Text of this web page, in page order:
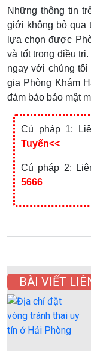
Những thông tin
giới không bỏ qua
lựa chọn được
và tốt trong điều
ngay với chúng
gia Phòng Khám
đảm bảo bảo mật
Cú pháp 1:
Tuyến<<
Cú pháp 2:
5666
BÀI VIẾT